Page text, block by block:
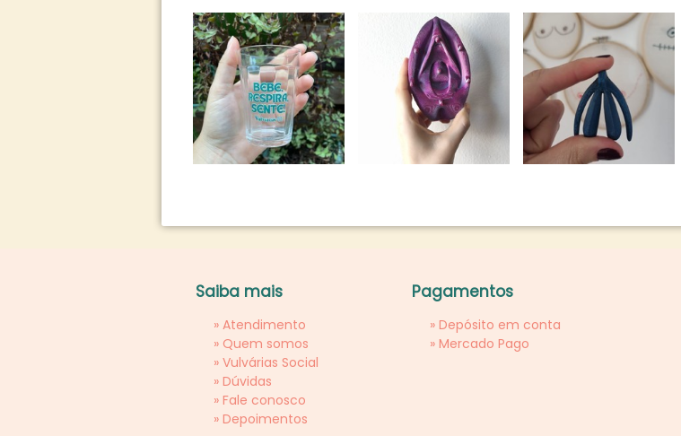
Saiba mais
» Atendimento
» Quem somos
» Vulvárias Social
» Dúvidas
» Fale conosco
» Depoimentos
Pagamentos
» Depósito em conta
» Mercado Pago